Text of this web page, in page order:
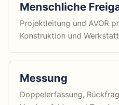
Menschliche
Projektleitung und AVOR
Konstruktion und
Messung
Doppelerfassung,